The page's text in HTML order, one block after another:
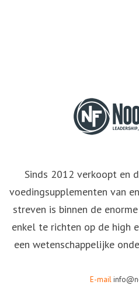
Sinds 2012 verkoopt en
voedingsupplementen van
streven is binnen de
enkel te richten op de high
een wetenschappelijke
E-mail